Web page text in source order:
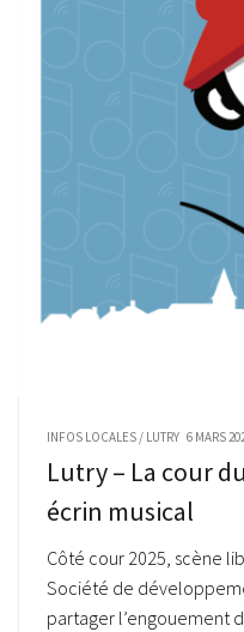
INFOS LOCALES / LUTRY 6 MARS
Lutry – La cour
écrin musical
Côté cour 2025, scène
Société de
partager l’engouement